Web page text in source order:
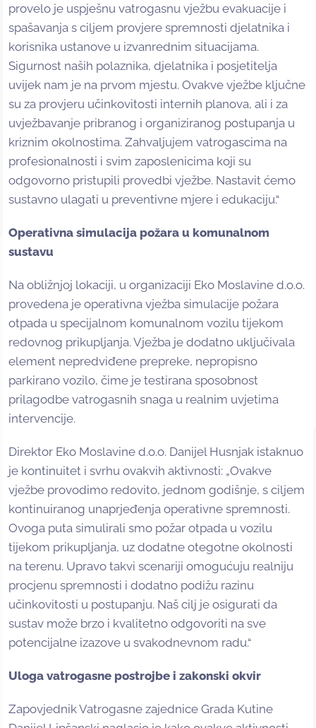
provelo je uspješnu vatrogasnu vježbu evakuacije i
spašavanja s ciljem provjere spremnosti djelatnika i
korisnika ustanove u izvanrednim situacijama.
Sigurnost naših polaznika, djelatnika i posjetitelja
uvijek nam je na prvom mjestu. Ovakve vježbe ključne
su za provjeru učinkovitosti internih planova, ali i za
uvježbavanje pribranog i organiziranog postupanja u
kriznim okolnostima. Zahvaljujem vatrogascima na
profesionalnosti i svim zaposlenicima koji su
odgovorno pristupili provedbi vježbe. Nastavit ćemo
sustavno ulagati u preventivne mjere i edukaciju.“
Operativna simulacija požara u komunalnom
sustavu
Na obližnjoj lokaciji, u organizaciji Eko Moslavine d.o.o.
provedena je operativna vježba simulacije požara
otpada u specijalnom komunalnom vozilu tijekom
redovnog prikupljanja. Vježba je dodatno uključivala
element nepredviđene prepreke, nepropisno
parkirano vozilo, čime je testirana sposobnost
prilagodbe vatrogasnih snaga u realnim uvjetima
intervencije.
Direktor Eko Moslavine d.o.o. Danijel Husnjak istaknuo
je kontinuitet i svrhu ovakvih aktivnosti: „Ovakve
vježbe provodimo redovito, jednom godišnje, s ciljem
kontinuiranog unaprjeđenja operativne spremnosti.
Ovoga puta simulirali smo požar otpada u vozilu
tijekom prikupljanja, uz dodatne otegotne okolnosti
na terenu. Upravo takvi scenariji omogućuju realniju
procjenu spremnosti i dodatno podižu razinu
učinkovitosti u postupanju. Naš cilj je osigurati da
sustav može brzo i kvalitetno odgovoriti na sve
potencijalne izazove u svakodnevnom radu.“
Uloga vatrogasne postrojbe i zakonski okvir
Zapovjednik Vatrogasne zajednice Grada Kutine